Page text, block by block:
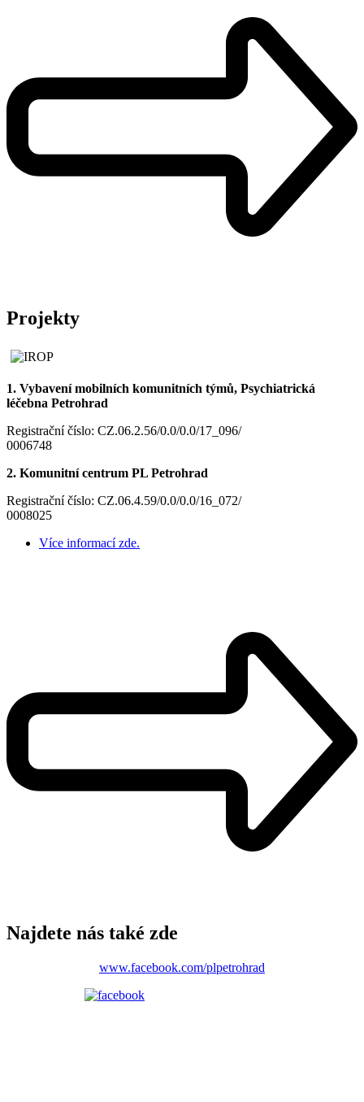
Projekty
1. Vybavení mobilních komunitních týmů, Psychiatrická
léčebna Petrohrad
Registrační číslo: CZ.06.2.56/0.0/0.0/17_096/
0006748
2. Komunitní centrum PL Petrohrad
Registrační číslo: CZ.06.4.59/0.0/0.0/16_072/
0008025
Více informací zde.
Najdete nás také zde
www.facebook.com/plpetrohrad